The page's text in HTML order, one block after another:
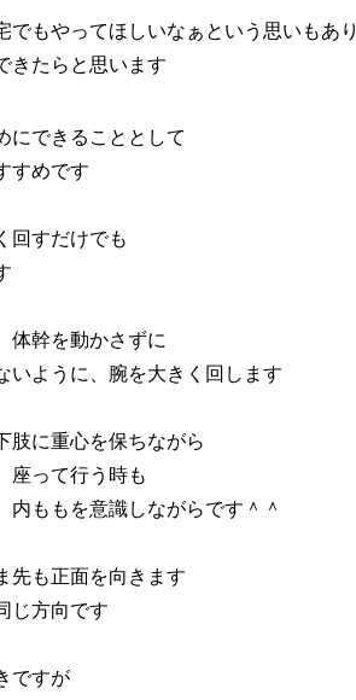
でもやってほしいなぁという思いもあり
きたらと思います
にできることとして
すめです
回すだけでも
体幹を動かさずに
いように、腕を大きく回します
肢に重心を保ちながら
座って行う時も
内ももを意識しながらです＾＾
先も正面を向きます
じ方向です
ですが